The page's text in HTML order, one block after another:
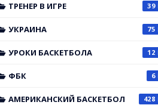
ТРЕНЕР В ИГРЕ 39
УКРАИНА 75
УРОКИ БАСКЕТБОЛА 12
ФБК 6
АМЕРИКАНСКИЙ БАСКЕТБОЛ 428